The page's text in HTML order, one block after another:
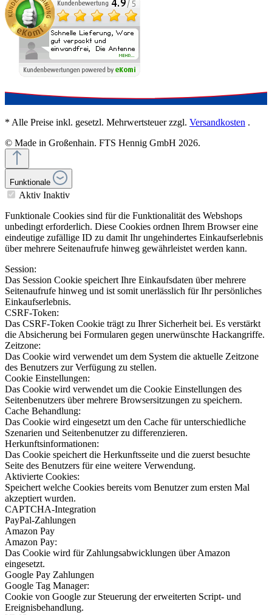
* Alle Preise inkl. gesetzl. Mehrwertsteuer zzgl. Versandkosten .
© Made in Großenhain. FTS Hennig GmbH 2026.
Funktionale
Aktiv Inaktiv
Funktionale Cookies sind für die Funktionalität des Webshops
unbedingt erforderlich. Diese Cookies ordnen Ihrem Browser eine
eindeutige zufällige ID zu damit Ihr ungehindertes Einkaufserlebnis
über mehrere Seitenaufrufe hinweg gewährleistet werden kann.
Session:
Das Session Cookie speichert Ihre Einkaufsdaten über mehrere
Seitenaufrufe hinweg und ist somit unerlässlich für Ihr persönliches
Einkaufserlebnis.
CSRF-Token:
Das CSRF-Token Cookie trägt zu Ihrer Sicherheit bei. Es verstärkt
die Absicherung bei Formularen gegen unerwünschte Hackangriffe.
Zeitzone:
Das Cookie wird verwendet um dem System die aktuelle Zeitzone
des Benutzers zur Verfügung zu stellen.
Cookie Einstellungen:
Das Cookie wird verwendet um die Cookie Einstellungen des
Seitenbenutzers über mehrere Browsersitzungen zu speichern.
Cache Behandlung:
Das Cookie wird eingesetzt um den Cache für unterschiedliche
Szenarien und Seitenbenutzer zu differenzieren.
Herkunftsinformationen:
Das Cookie speichert die Herkunftsseite und die zuerst besuchte
Seite des Benutzers für eine weitere Verwendung.
Aktivierte Cookies:
Speichert welche Cookies bereits vom Benutzer zum ersten Mal
akzeptiert wurden.
CAPTCHA-Integration
PayPal-Zahlungen
Amazon Pay
Amazon Pay:
Das Cookie wird für Zahlungsabwicklungen über Amazon
eingesetzt.
Google Pay Zahlungen
Google Tag Manager:
Cookie von Google zur Steuerung der erweiterten Script- und
Ereignisbehandlung.